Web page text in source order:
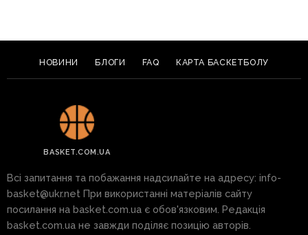
НОВИНИ БЛОГИ FAQ КАРТА БАСКЕТБОЛУ
BASKET.COM.UA
Всі запитання та побажання надсилайте на адресу: info-
basket@ukr.net При використанні матеріалів сайту
посилання на basket.com.ua є обов'язковим. Редакція
basket.com.ua не завжди поділяє позицію авторів.